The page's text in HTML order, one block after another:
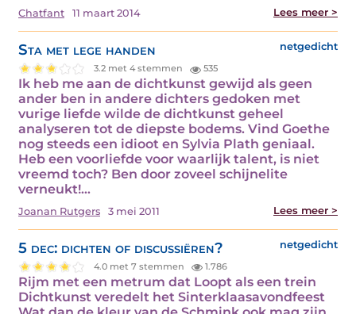
Chatfant 11 maart 2014 Lees meer >
Sta met lege handen netgedicht
3.2 met 4 stemmen 535
Ik heb me aan de dichtkunst gewijd als geen
ander ben in andere dichters gedoken met
vurige liefde wilde de dichtkunst geheel
analyseren tot de diepste bodems. Vind Goethe
nog steeds een idioot en Sylvia Plath geniaal.
Heb een voorliefde voor waarlijk talent, is niet
vreemd toch? Ben door zoveel schijnelite
verneukt!…
Joanan Rutgers 3 mei 2011 Lees meer >
5 dec: dichten of discussiëren? netgedicht
4.0 met 7 stemmen 1.786
Rijm met een metrum dat Loopt als een trein
Dichtkunst veredelt het Sinterklaasavondfeest